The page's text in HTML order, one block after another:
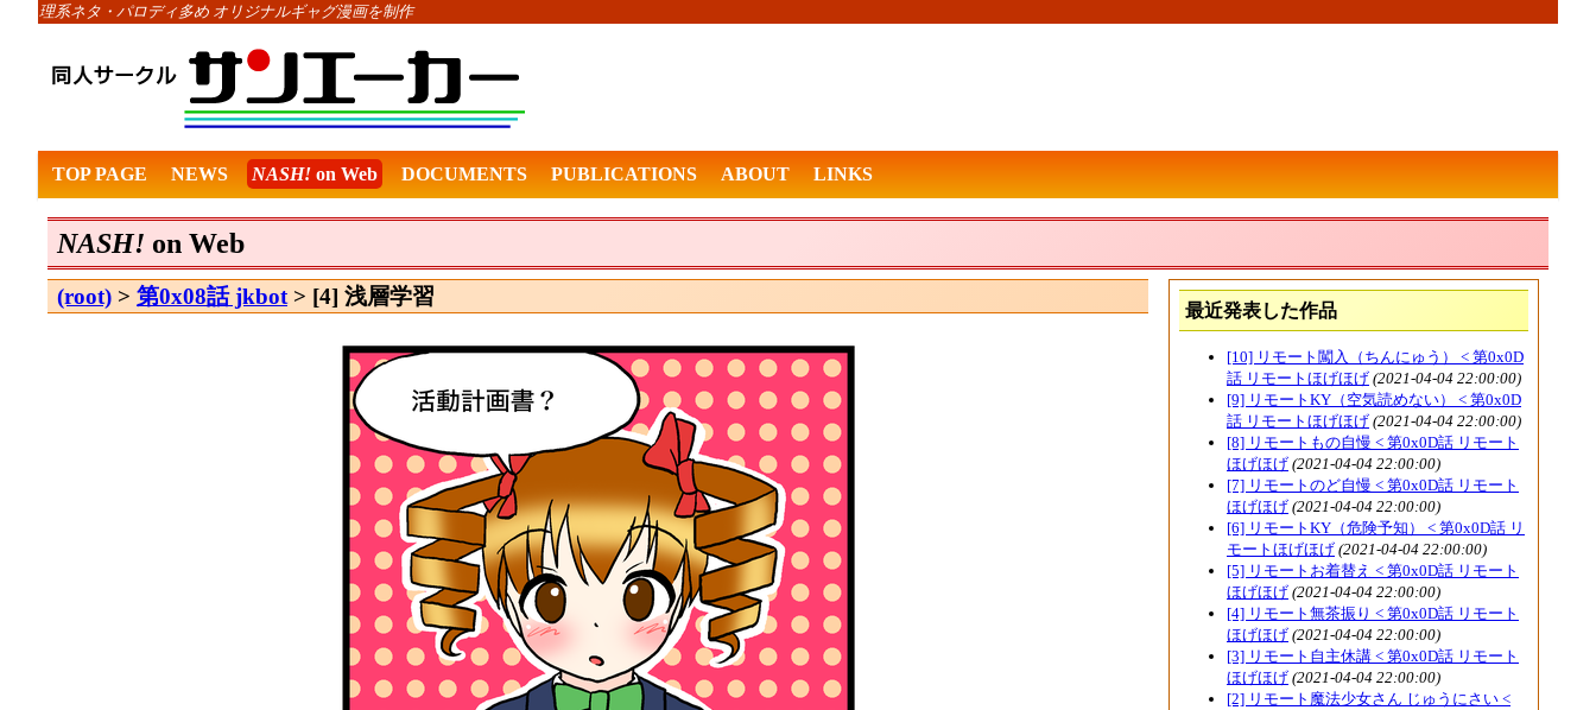
理系ネタ・パロディ多め オリジナルギャグ漫画を制作
TOP PAGE NEWS NASH! on Web DOCUMENTS PUBLICATIONS ABOUT LINKS
NASH! on Web
(root) > 第0x08話 jkbot > [4] 浅層学習
最近発表した作品
[10] リモート闖入（ちんにゅう） < 第0x0D
話 リモートほげほげ (2021-04-04 22:00:00)
[9] リモートKY（空気読めない） < 第0x0D
話 リモートほげほげ (2021-04-04 22:00:00)
[8] リモートもの自慢 < 第0x0D話 リモート
ほげほげ (2021-04-04 22:00:00)
[7] リモートのど自慢 < 第0x0D話 リモート
ほげほげ (2021-04-04 22:00:00)
[6] リモートKY（危険予知） < 第0x0D話 リ
モートほげほげ (2021-04-04 22:00:00)
[5] リモートお着替え < 第0x0D話 リモート
ほげほげ (2021-04-04 22:00:00)
[4] リモート無茶振り < 第0x0D話 リモート
ほげほげ (2021-04-04 22:00:00)
[3] リモート自主休講 < 第0x0D話 リモート
ほげほげ (2021-04-04 22:00:00)
[2] リモート魔法少女さん じゅうにさい <